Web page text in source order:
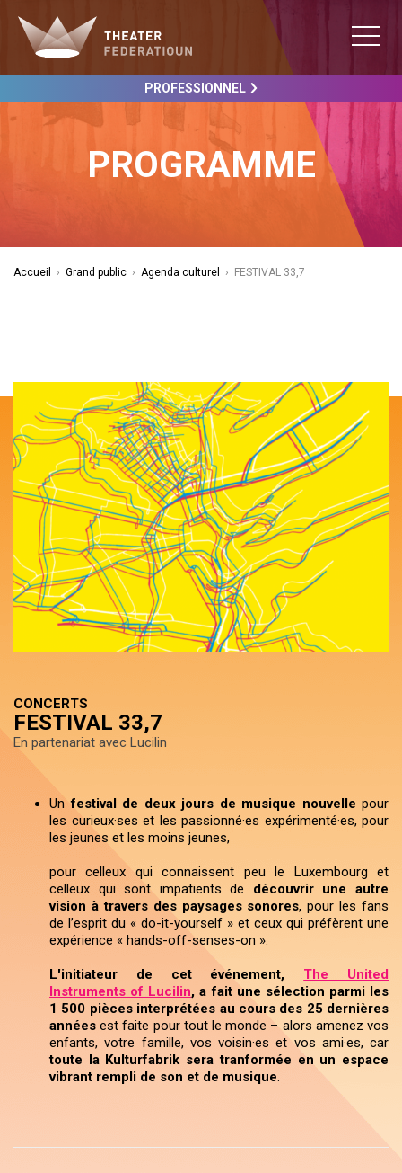
PROFESSIONNEL
PROGRAMME
Accueil › Grand public › Agenda culturel › FESTIVAL 33,7
CONCERTS
FESTIVAL 33,7
En partenariat avec Lucilin
Unfestival de deux jours de musique nouvelle pour
les curieux·ses et les passionné·es expérimenté·es, pour
les jeunes et les moins jeunes,
pour celleux qui connaissent peu le Luxembourg et
celleux qui sont impatients de découvrir une autre
vision à travers des paysages sonores, pour les fans
de l’esprit du « do-it-yourself » et ceux qui préfèrent une
expérience « hands-off-senses-on ».
L'initiateur de cet événement, The United
Instruments of Lucilin, a fait une sélection parmi les
1 500 pièces interprétées au cours des 25 dernières
années est faite pour tout le monde – alors amenez vos
enfants, votre famille, vos voisin·es et vos ami·es, car
toute la Kulturfabrik sera tranformée en un espace
vibrant rempli de son et de musique.